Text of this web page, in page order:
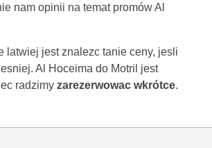
nam opinii na temat promów Al
latwiej jest znalezc tanie ceny, jesli
Al Hoceima do Motril jest
radzimy zarezerwowac wkrótce.